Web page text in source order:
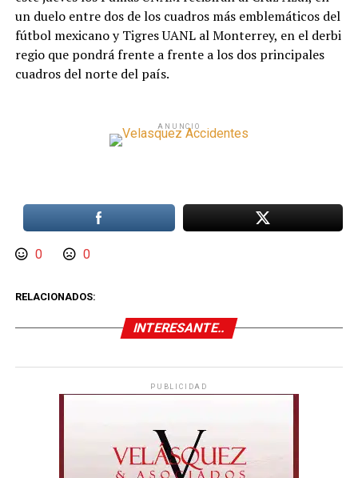
un duelo entre dos de los cuadros más emblemáticos del
fútbol mexicano y Tigres UANL al Monterrey, en el derbi
regio que pondrá frente a frente a los dos principales
cuadros del norte del país.
ANUNCIO
0 0
RELACIONADOS:
INTERESANTE..
PUBLICIDAD